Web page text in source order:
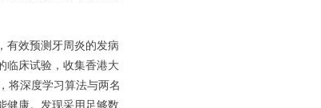
有效预测牙周炎的发病
临床试验，收集香港大
将深度学习算法与两名
健康。发现采用足够数